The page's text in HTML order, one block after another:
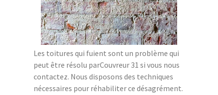
Les toitures qui fuient sont un problème qui
peut être résolu parCouvreur 31 si vous nous
contactez. Nous disposons des techniques
nécessaires pour réhabiliter ce désagrément.